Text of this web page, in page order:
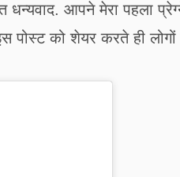
धन्यवाद. आपने मेरा पहला
को शेयर करते ही लोगों